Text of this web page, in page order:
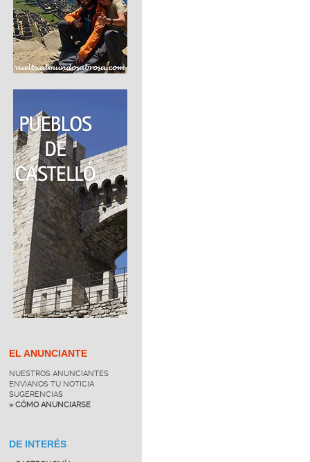
EL ANUNCIANTE
NUESTROS ANUNCIANTES
ENVÍANOS TU NOTICIA
SUGERENCIAS
» CÓMO ANUNCIARSE
DE INTERÉS